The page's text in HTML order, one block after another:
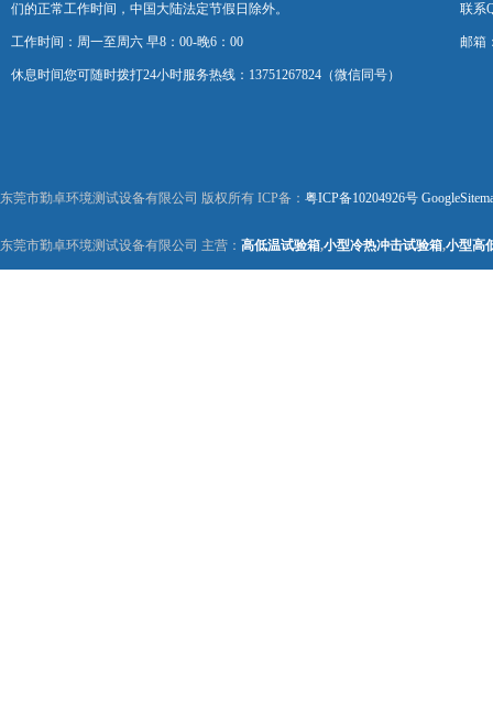
们的正常工作时间，中国大陆法定节假日除外。
工作时间：周一至周六 早8：00-晚6：00
休息时间您可随时拨打24小时服务热线：13751267824（微信同号）
联系
邮箱
东莞市勤卓环境测试设备有限公司 版权所有 ICP备： 粤ICP备10204926号
东莞市勤卓环境测试设备有限公司 主营： 高低温试验箱,小型冷热冲击试验箱,小型高